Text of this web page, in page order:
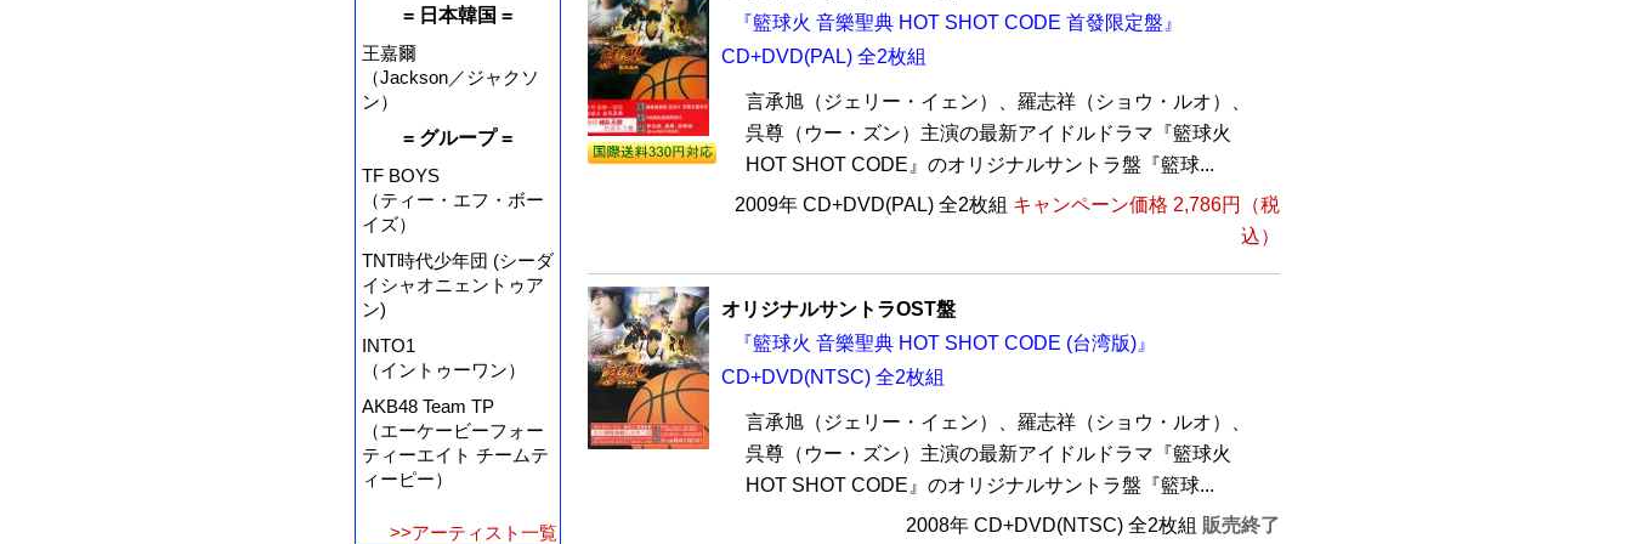
= 日本韓国 =
王嘉爾
（Jackson／ジャクソ
ン）
= グループ =
TF BOYS
（ティー・エフ・ボー
イズ）
TNT時代少年団 (シーダ
イシャオニェントゥア
ン)
INTO1
（イントゥーワン）
AKB48 Team TP
（エーケービーフォー
ティーエイト チームテ
ィーピー）
>>アーティスト一覧
『籃球火 音樂聖典 HOT SHOT CODE 首發限定盤』
CD+DVD(PAL) 全2枚組
言承旭（ジェリー・イェン）、羅志祥（ショウ・ルオ）、
呉尊（ウー・ズン）主演の最新アイドルドラマ『籃球火
HOT SHOT CODE』のオリジナルサントラ盤『籃球...
2009年 CD+DVD(PAL) 全2枚組 キャンペーン価格 2,786円（税
込）
オリジナルサントラOST盤
『籃球火 音樂聖典 HOT SHOT CODE (台湾版)』
CD+DVD(NTSC) 全2枚組
言承旭（ジェリー・イェン）、羅志祥（ショウ・ルオ）、
呉尊（ウー・ズン）主演の最新アイドルドラマ『籃球火
HOT SHOT CODE』のオリジナルサントラ盤『籃球...
2008年 CD+DVD(NTSC) 全2枚組 販売終了